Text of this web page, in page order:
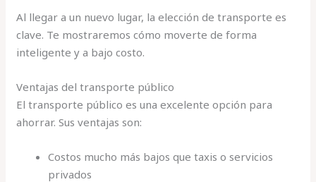
Al llegar a un nuevo lugar, la elección de transporte es
clave. Te mostraremos cómo moverte de forma
inteligente y a bajo costo.
Ventajas del transporte público
El transporte público es una excelente opción para
ahorrar. Sus ventajas son:
Costos mucho más bajos que taxis o servicios
privados